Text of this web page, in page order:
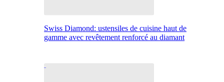
Swiss Diamond: ustensiles de cuisine haut de
gamme avec revêtement renforcé au diamant